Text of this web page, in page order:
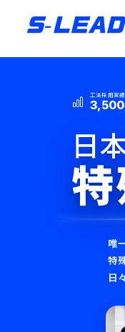
工法採用実績
3,500
日
唯
特
日